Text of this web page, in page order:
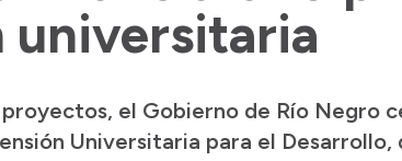
universitaria
proyectos, el Gobierno de Río Negro
Universitaria para el